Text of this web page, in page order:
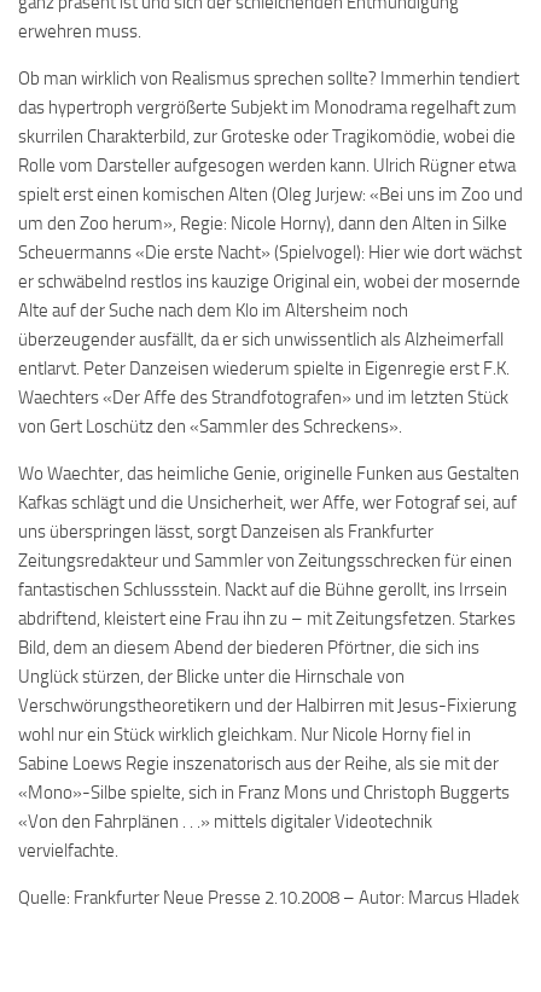
erwehren muss.
Ob man wirklich von Realismus sprechen sollte? Immerhin tendiert
das hypertroph vergrößerte Subjekt im Monodrama regelhaft zum
skurrilen Charakterbild, zur Groteske oder Tragikomödie, wobei die
Rolle vom Darsteller aufgesogen werden kann. Ulrich Rügner etwa
spielt erst einen komischen Alten (Oleg Jurjew: «Bei uns im Zoo und
um den Zoo herum», Regie: Nicole Horny), dann den Alten in Silke
Scheuermanns «Die erste Nacht» (Spielvogel): Hier wie dort wächst
er schwäbelnd restlos ins kauzige Original ein, wobei der mosernde
Alte auf der Suche nach dem Klo im Altersheim noch
überzeugender ausfällt, da er sich unwissentlich als Alzheimerfall
entlarvt. Peter Danzeisen wiederum spielte in Eigenregie erst F.K.
Waechters «Der Affe des Strandfotografen» und im letzten Stück
von Gert Loschütz den «Sammler des Schreckens».
Wo Waechter, das heimliche Genie, originelle Funken aus Gestalten
Kafkas schlägt und die Unsicherheit, wer Affe, wer Fotograf sei, auf
uns überspringen lässt, sorgt Danzeisen als Frankfurter
Zeitungsredakteur und Sammler von Zeitungsschrecken für einen
fantastischen Schlussstein. Nackt auf die Bühne gerollt, ins Irrsein
abdriftend, kleistert eine Frau ihn zu – mit Zeitungsfetzen. Starkes
Bild, dem an diesem Abend der biederen Pförtner, die sich ins
Unglück stürzen, der Blicke unter die Hirnschale von
Verschwörungstheoretikern und der Halbirren mit Jesus-Fixierung
wohl nur ein Stück wirklich gleichkam. Nur Nicole Horny fiel in
Sabine Loews Regie inszenatorisch aus der Reihe, als sie mit der
«Mono»-Silbe spielte, sich in Franz Mons und Christoph Buggerts
«Von den Fahrplänen . . .» mittels digitaler Videotechnik
vervielfachte.
Quelle: Frankfurter Neue Presse 2.10.2008 – Autor: Marcus Hladek